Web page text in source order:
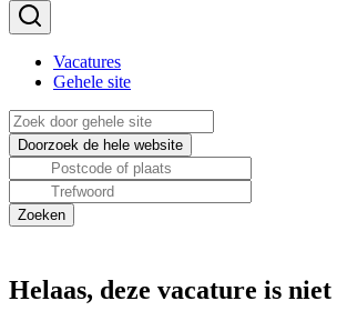
Vacatures
Gehele site
Helaas, deze vacature is